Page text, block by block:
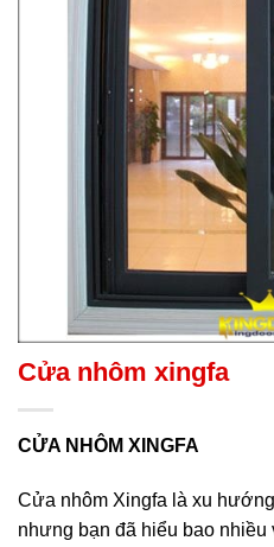
Cửa nhôm xingfa
CỬA NHÔM XINGFA
Cửa nhôm Xingfa là xu
nhưng bạn đã hiểu bao nhiều